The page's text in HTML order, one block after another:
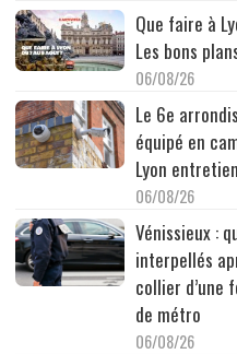
Que faire à
Les bons
06/08/26
Le 6e
équipé en
Lyon
06/08/26
Vénissieux :
interpellés
collier d’une
de métro
06/08/26